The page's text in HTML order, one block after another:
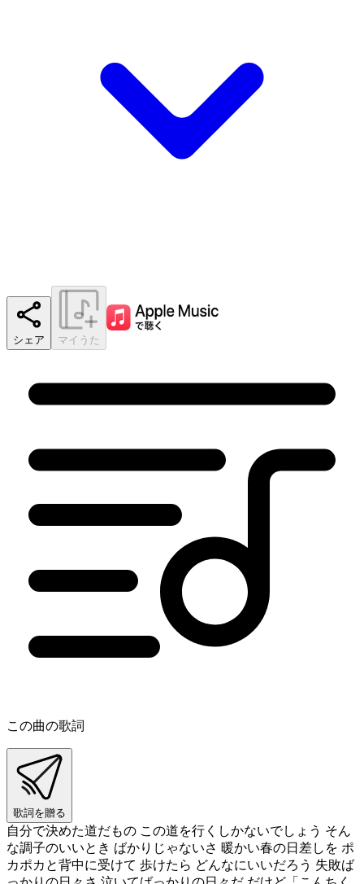
シェア マイうた
この曲の歌詞
歌詞を贈る
自分で決めた道だもの この道を行くしかないでしょう そん
な調子のいいとき ばかりじゃないさ 暖かい春の日差しを ポ
カポカと背中に受けて 歩けたら どんなにいいだろう 失敗ば